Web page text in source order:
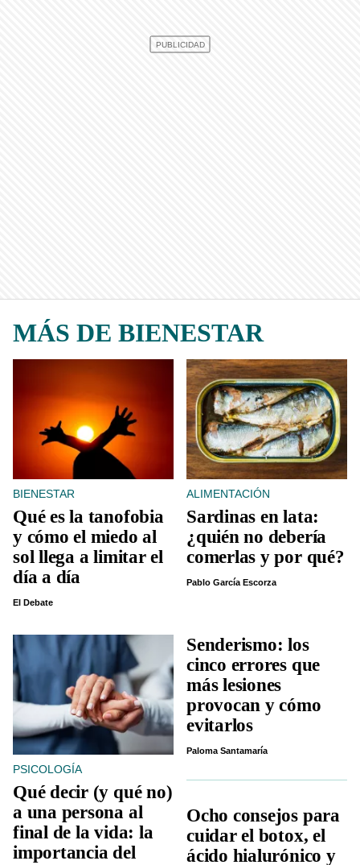
MÁS DE BIENESTAR
BIENESTAR
Qué es la tanofobia
y cómo el miedo al
sol llega a limitar el
día a día
El Debate
ALIMENTACIÓN
Sardinas en lata:
¿quién no debería
comerlas y por qué?
Pablo García Escorza
PSICOLOGÍA
Qué decir (y qué no)
a una persona al
final de la vida: la
importancia del
Senderismo: los
cinco errores que
más lesiones
provocan y cómo
evitarlos
Paloma Santamaría
Ocho consejos para
cuidar el botox, el
ácido hialurónico y